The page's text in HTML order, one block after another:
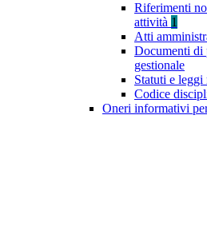
Riferimenti
attività 1
Atti
Documenti di
gestionale
Statuti e leggi
Codice
Oneri informativi